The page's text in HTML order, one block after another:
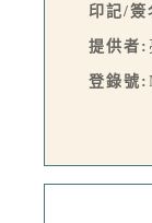
印記/簽
提供者:
登錄號: